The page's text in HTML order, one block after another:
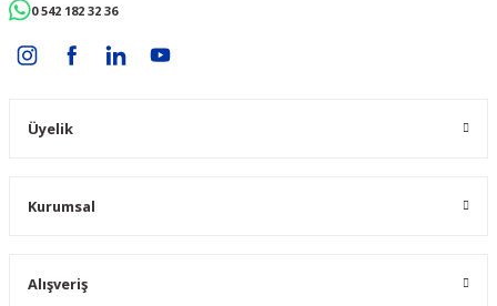
0 542 182 32 36
Üyelik
Kurumsal
Alışveriş